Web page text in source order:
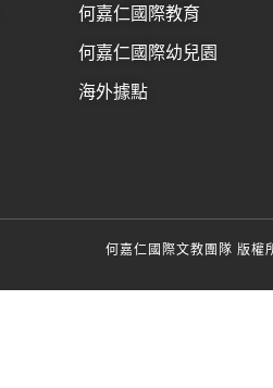
何嘉仁國際教育
何嘉仁國際幼兒園
海外據點
何嘉仁國際文教團隊 版